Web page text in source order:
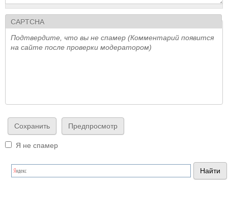
CAPTCHA
Подтвердите, что вы не спамер (Комментарий появится
на сайте после проверки модератором)
Я не спамер
Я спамер